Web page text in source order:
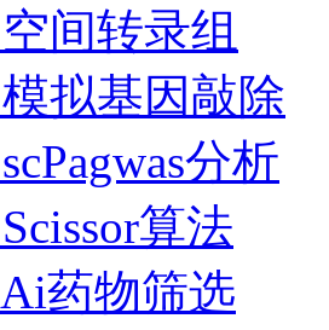
空间转录组
模拟基因敲除
scPagwas分析
Scissor算法
Ai药物筛选